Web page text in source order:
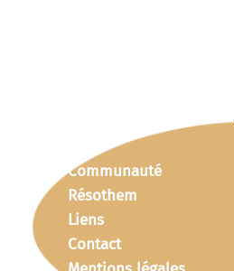
Communauté
Résothem
Liens
Contact